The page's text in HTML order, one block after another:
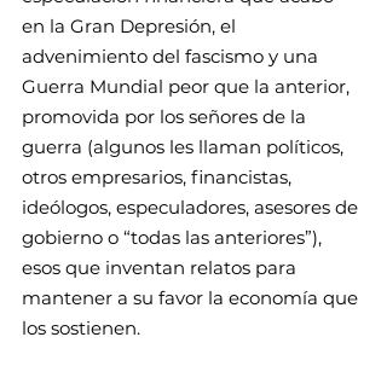
en la Gran Depresión, el
advenimiento del fascismo y una
Guerra Mundial peor que la anterior,
promovida por los señores de la
guerra (algunos les llaman políticos,
otros empresarios, financistas,
ideólogos, especuladores, asesores de
gobierno o “todas las anteriores”),
esos que inventan relatos para
mantener a su favor la economía que
los sostienen.